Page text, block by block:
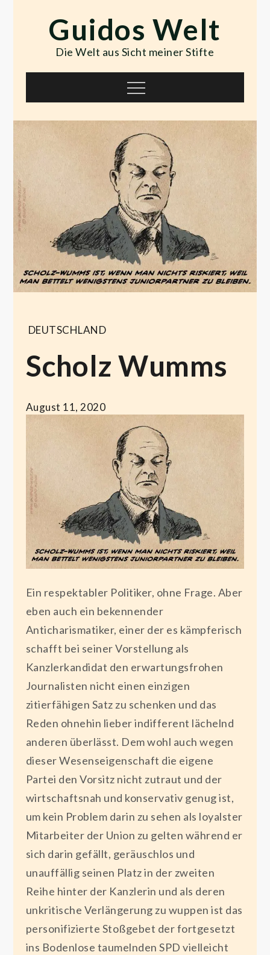
contentGuidos Welt
Die Welt aus Sicht meiner Stifte
Menu
DEUTSCHLAND
Scholz Wumms
August 11, 2020
Ein respektabler Politiker, ohne Frage. Aber
eben auch ein bekennender
Anticharismatiker, einer der es kämpferisch
schafft bei seiner Vorstellung als
Kanzlerkandidat den erwartungsfrohen
Journalisten nicht einen einzigen
zitierfähigen Satz zu schenken und das
Reden ohnehin lieber indifferent lächelnd
anderen überlässt. Dem wohl auch wegen
dieser Wesenseigenschaft die eigene
Partei den Vorsitz nicht zutraut und der
wirtschaftsnah und konservativ genug ist,
um kein Problem darin zu sehen als loyalster
Mitarbeiter der Union zu gelten während er
sich darin gefällt, geräuschlos und
unauffällig seinen Platz in der zweiten
Reihe hinter der Kanzlerin und als deren
unkritische Verlängerung zu wuppen ist das
personifizierte Stoßgebet der fortgesetzt
ins Bodenlose taumelnden SPD vielleicht